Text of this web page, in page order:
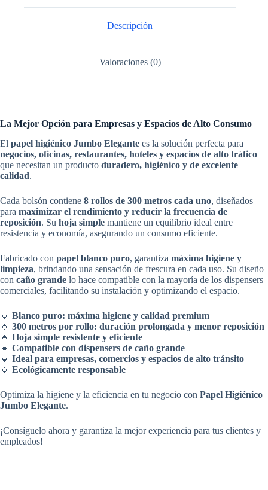
Descripción
Valoraciones (0)
La Mejor Opción para Empresas y Espacios de Alto Consumo
El papel higiénico Jumbo Elegante es la solución perfecta para
negocios, oficinas, restaurantes, hoteles y espacios de alto tráfico
que necesitan un producto duradero, higiénico y de excelente
calidad.
Cada bolsón contiene 8 rollos de 300 metros cada uno, diseñados
para maximizar el rendimiento y reducir la frecuencia de
reposición. Su hoja simple mantiene un equilibrio ideal entre
resistencia y economía, asegurando un consumo eficiente.
Fabricado con papel blanco puro, garantiza máxima higiene y
limpieza, brindando una sensación de frescura en cada uso. Su diseño
con caño grande lo hace compatible con la mayoría de los dispensers
comerciales, facilitando su instalación y optimizando el espacio.
🔹 Blanco puro: máxima higiene y calidad premium
🔹 300 metros por rollo: duración prolongada y menor reposición
🔹 Hoja simple resistente y eficiente
🔹 Compatible con dispensers de caño grande
🔹 Ideal para empresas, comercios y espacios de alto tránsito
🔹 Ecológicamente responsable
Optimiza la higiene y la eficiencia en tu negocio con Papel Higiénico
Jumbo Elegante.
¡Consíguelo ahora y garantiza la mejor experiencia para tus clientes y
empleados!